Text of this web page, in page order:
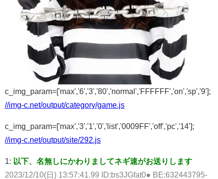
c_img_param=['max','6','3','80','normal','FFFFFF','on','sp','9'];
//img-c.net/output/category/game.js
c_img_param=['max','3','1','0','list','0009FF','off','pc','14'];
//img-c.net/output/site/292.js
1: 以下、名無しにかわりましてネギ速がお送りします
2023/12/10(日) 13:57:41.99 ID:bs3JGfat0● BE:632443795-